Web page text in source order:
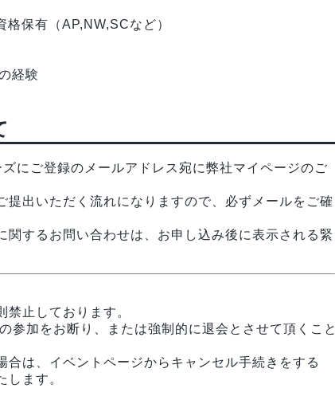
保有（AP,NW,SCなど）
経験
にご登録のメールアドレス宛に弊社マイページのご
提出いただく流れになりますので、必ずメールをご確
するお問い合わせは、お申し込み後に表示される緊
止しております。
参加をお断り、または強制的に退会とさせて頂くこと
は、イベントページからキャンセル手続きをする
ます。